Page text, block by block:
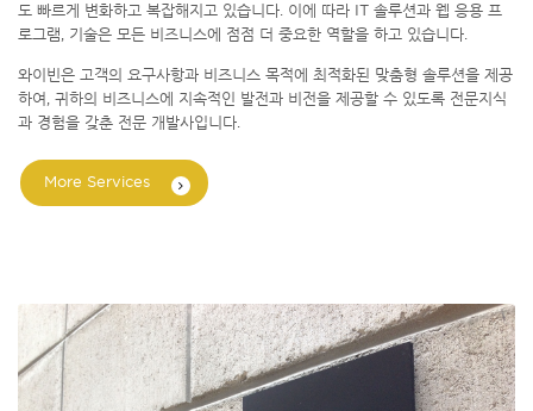
도 빠르게 변화하고 복잡해지고 있습니다. 이에 따라 IT 솔루션과 웹 응용 프
로그램, 기술은 모든 비즈니스에 점점 더 중요한 역할을 하고 있습니다.
와이빈은 고객의 요구사항과 비즈니스 목적에 최적화된 맞춤형 솔루션을 제공
하여, 귀하의 비즈니스에 지속적인 발전과 비전을 제공할 수 있도록 전문지식
과 경험을 갖춘 전문 개발사입니다.
More Services